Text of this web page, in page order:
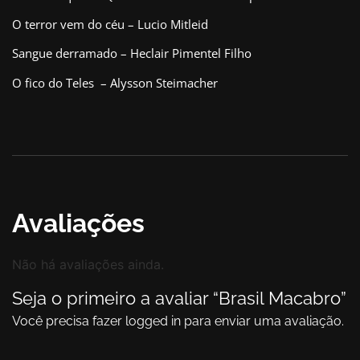
O terror vem do céu – Lucio Mitleid
Sangue derramado – Heclair Pimentel Filho
O fico do Teles – Alysson Steimacher
Avaliações
Não há avaliações ainda.
Seja o primeiro a avaliar “Brasil Macabro”
Você precisa fazer logged in para enviar uma avaliação.